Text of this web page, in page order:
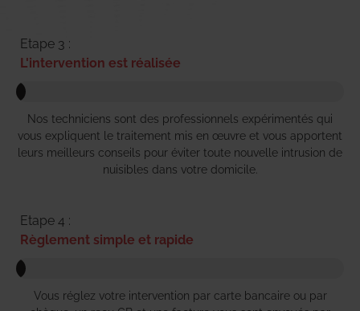
Etape 3 :
L'intervention est réalisée
Nos techniciens sont des professionnels expérimentés qui
vous expliquent le traitement mis en œuvre et vous apportent
leurs meilleurs conseils pour éviter toute nouvelle intrusion de
nuisibles dans votre domicile.
Etape 4 :
Règlement simple et rapide
Vous réglez votre intervention par carte bancaire ou par